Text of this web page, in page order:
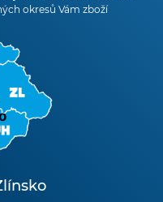
okresů Vám zboží